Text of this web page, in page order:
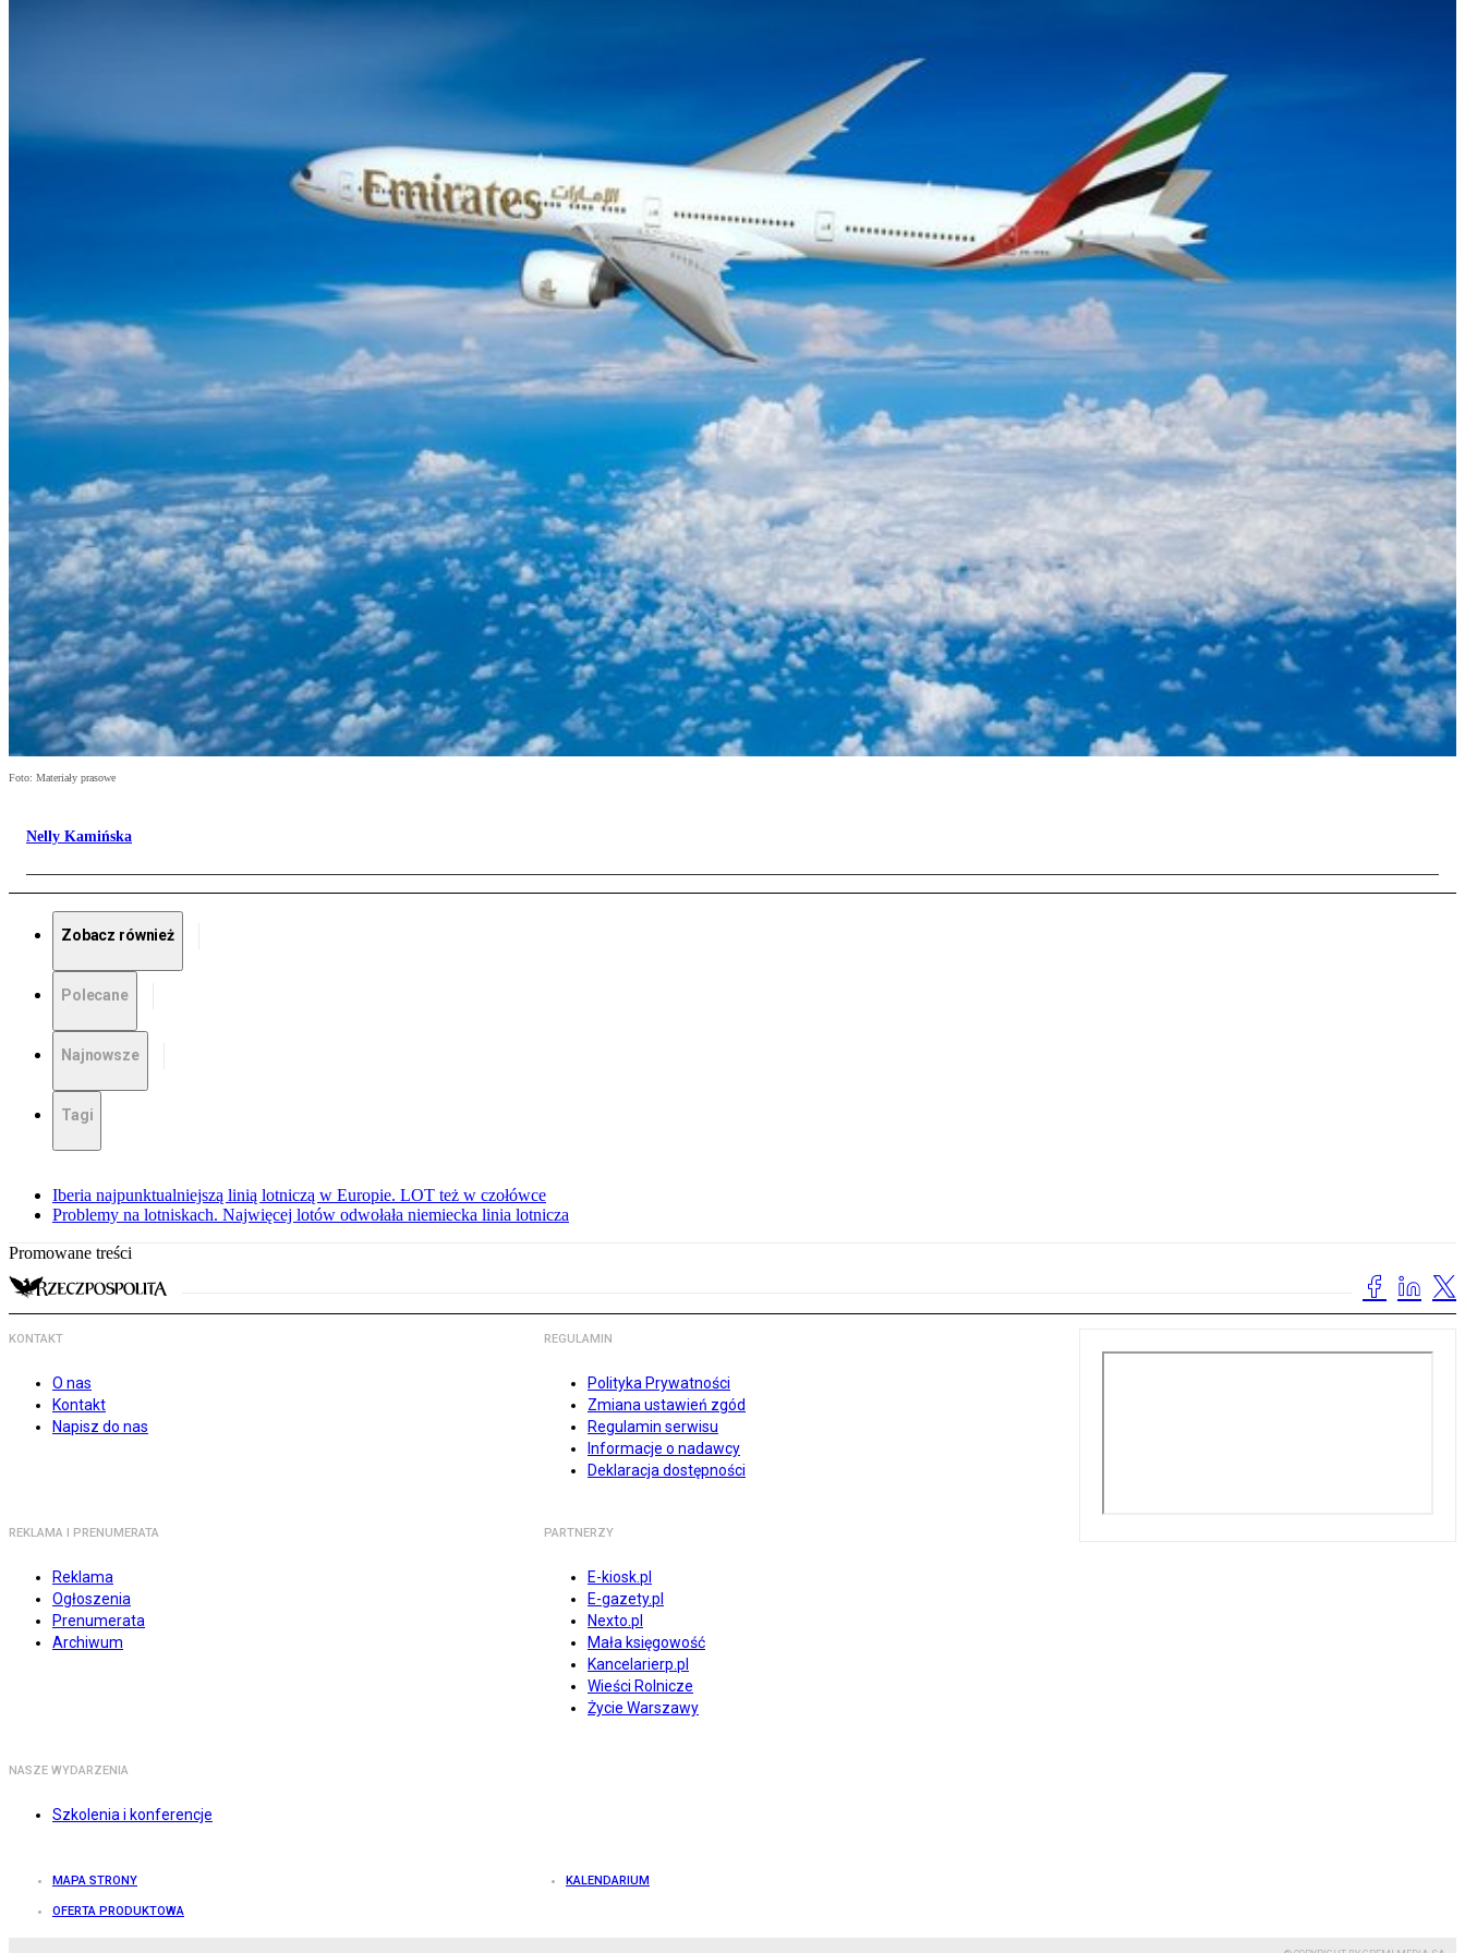
Foto: Materiały prasowe
Nelly Kamińska
Zobacz również
Polecane
Najnowsze
Tagi
Iberia najpunktualniejszą linią lotniczą w Europie. LOT też w czołówce
Problemy na lotniskach. Najwięcej lotów odwołała niemiecka linia lotnicza
Promowane treści
KONTAKT
O nas
Kontakt
Napisz do nas
REGULAMIN
Polityka Prywatności
Zmiana ustawień zgód
Regulamin serwisu
Informacje o nadawcy
Deklaracja dostępności
REKLAMA I PRENUMERATA
Reklama
Ogłoszenia
Prenumerata
Archiwum
PARTNERZY
E-kiosk.pl
E-gazety.pl
Nexto.pl
Mała księgowość
Kancelarierp.pl
Wieści Rolnicze
Życie Warszawy
NASZE WYDARZENIA
Szkolenia i konferencje
MAPA STRONY KALENDARIUM
OFERTA PRODUKTOWA